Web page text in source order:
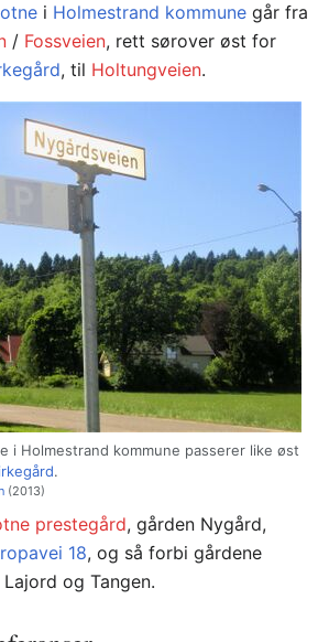
i Holmestrand kommune går fra
/ Fossveien, rett sørover øst for
, til Holtungveien.
i Holmestrand kommune passerer like øst
.
(2013)
prestegård, gården Nygård,
18, og så forbi gårdene
og Tangen.